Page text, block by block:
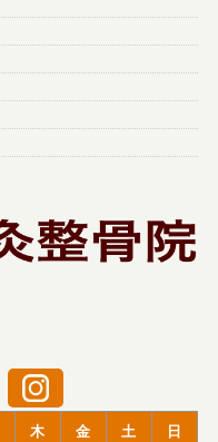
木 金 土 日